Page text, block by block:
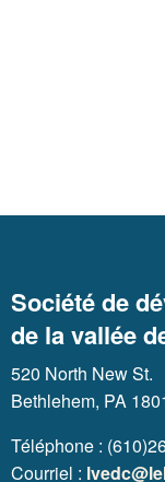
Société de
de la vallée
520 North New St.
Bethlehem, PA
Téléphone :
Courriel :